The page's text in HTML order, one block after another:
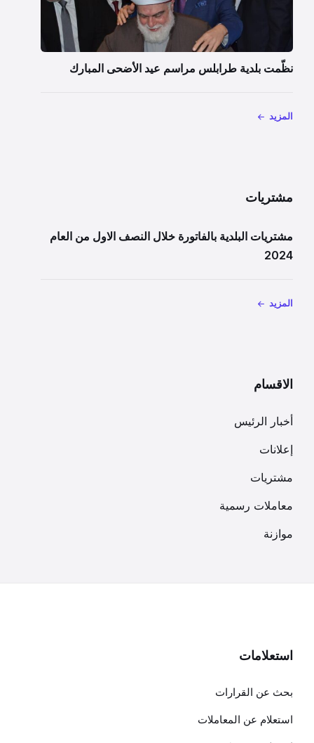
نظّمت بلدية طرابلس مراسم عيد الأضحى المبارك
المزيد
مشتريات
مشتريات البلدية بالفاتورة خلال النصف الاول من العام
2024
المزيد
الاقسام
أخبار الرئيس
إعلانات
مشتريات
معاملات رسمية
موازنة
استعلامات
بحث عن القرارات
استعلام عن المعاملات